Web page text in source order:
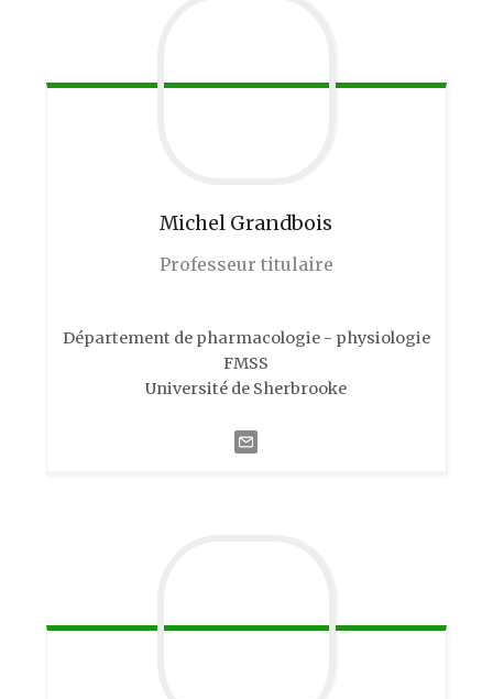
Michel Grandbois
Professeur titulaire
Département de pharmacologie - physiologie
FMSS
Université de Sherbrooke